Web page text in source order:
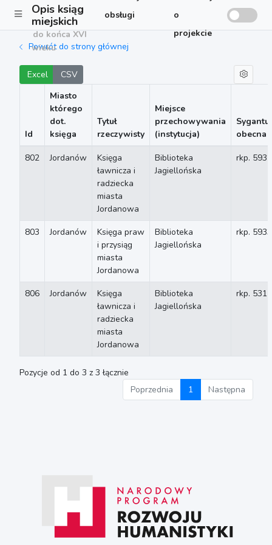
Opis ksiąg
miejskich
do końca XVI
wieku
obsługi
o
projekcie
Powrót do strony głównej
Excel CSV
Id
Miasto
którego
dot.
księga
Tytuł
rzeczywisty
Miejsce
przechowywania
(instytucja)
obecna
802 Jordanów
Księga
ławnicza i
radziecka
miasta
Jordanowa
Biblioteka
Jagiellońska
rkp. 5932
803 Jordanów
Księga praw
i przysiąg
miasta
Jordanowa
Biblioteka
Jagiellońska
rkp. 5933
806 Jordanów
Księga
ławnicza i
radziecka
miasta
Jordanowa
Biblioteka
Jagiellońska
rkp. 5315
Pozycje od 1 do 3 z 3 łącznie
Poprzednia
1 Następna